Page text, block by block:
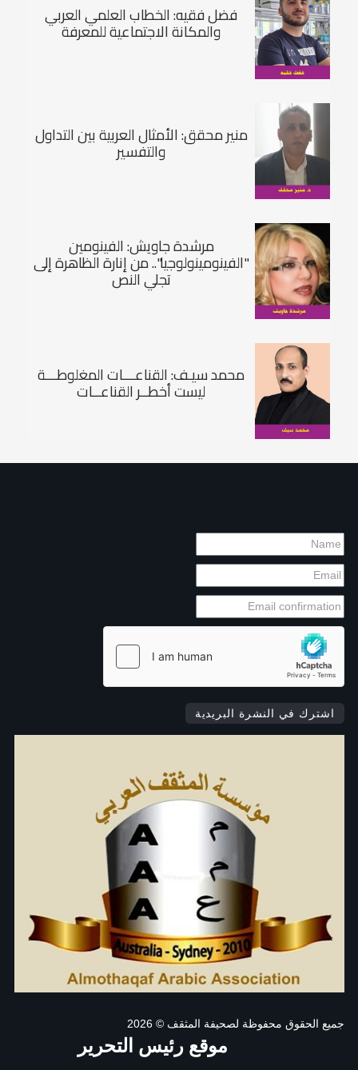
فضل فقيه: الخطاب العلمي العربي
والمكانة الاجتماعية للمعرفة
منير محقق: الأمثال العربية بين التداول
والتفسير
مرشدة جاويش: الفينومين
"الفينومينولوجيا".. من إنارة الظاهرة إلى
تجلي النص
محمد سيـف: القناعـــات المغلوطـــة
ليست أخطــر القناعــات
اشترك في النشرة البريدية
جميع الحقوق محفوظة لصحيفة المثقف© 2026
موقع رئيس التحرير